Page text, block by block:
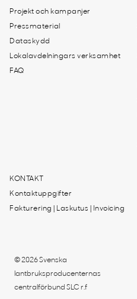
Projekt och kampanjer
Pressmaterial
Dataskydd
Lokalavdelningars verksamhet
FAQ
KONTAKT
Kontaktuppgifter
Fakturering | Laskutus | Invoicing
© 2026 Svenska
lantbruksproducenternas
centralförbund SLC r.f